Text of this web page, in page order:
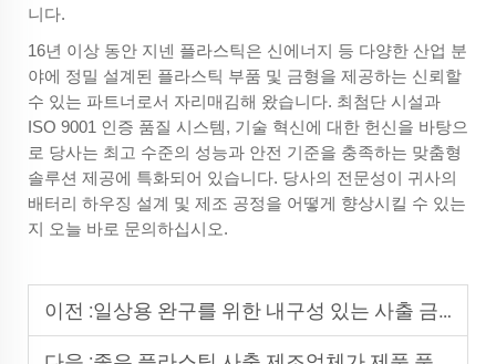
니다.
16년 이상 동안 지넨 플라스틱은 신에너지 등 다양한 산업 분
야에 정밀 설계된 플라스틱 부품 및 금형을 제공하는 신뢰할
수 있는 파트너로서 자리매김해 왔습니다. 최첨단 시설과
ISO 9001 인증 품질 시스템, 기술 혁신에 대한 헌신을 바탕으
로 당사는 최고 수준의 성능과 안전 기준을 충족하는 맞춤형
솔루션 제공에 특화되어 있습니다. 당사의 전문성이 귀사의
배터리 하우징 설계 및 제조 공정을 어떻게 향상시킬 수 있는
지 오늘 바로 문의하십시오.
이전 :일상용 완구를 위한 내구성 있는 사출 금형을 선택하는 방법?